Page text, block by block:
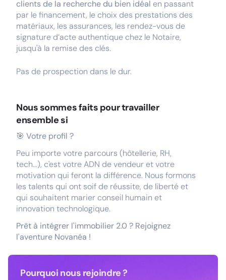
clients de la recherche du bien idéal en passant
par le financement, le choix des prestations des
matériaux, les assurances, les rendez-vous de
signature d’acte authentique chez le Notaire,
jusqu'à la remise des clés.
Pas de prospection dans le dur.
Nous sommes faits pour travailler
ensemble si
🎯 Votre profil ?
Peu importe votre parcours (hôtellerie, RH,
tech...), c'est votre ADN de vendeur et votre
motivation qui feront la différence. Nous formons
les talents qui ont soif de réussite, de liberté et
qui souhaitent marier conseil humain et
innovation technologique.
Prêt à intégrer l'immobilier 2.0 ? Rejoignez
l'aventure Novanéa !
Pourquoi nous rejoindre ?